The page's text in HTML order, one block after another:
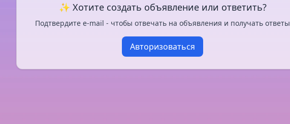
✨ Хотите создать объявление или ответить?
Подтвердите e-mail - чтобы отвечать на объявления и получать ответы
Авторизоваться